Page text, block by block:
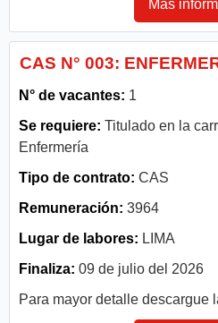
Más
CAS N° 003:
N° de vacantes: 1
Se requiere: Titulado en la
Enfermería
Tipo de contrato: CAS
Remuneración: 3964
Lugar de labores: LIMA
Finaliza: 09 de julio del 2026
Para mayor detalle descargue